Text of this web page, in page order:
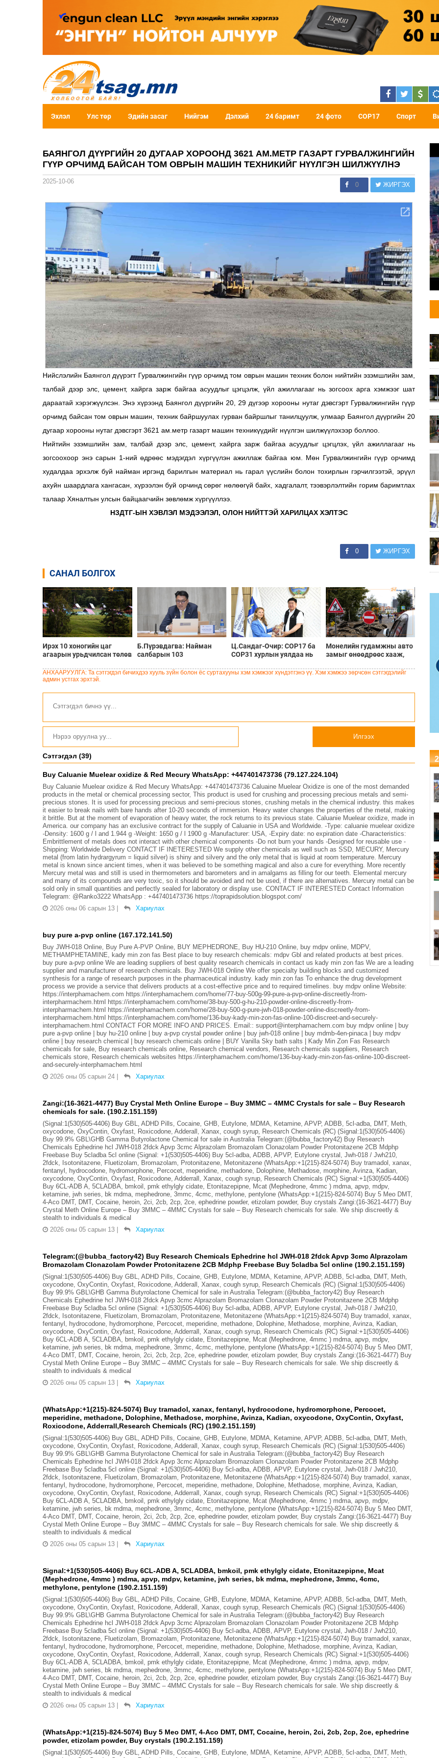
Эхлэл Улс төр Эдийн засаг Нийгэм Дэлхий 24 баримт 24 фото COP17 Спорт
БАЯНГОЛ ДҮҮРГИЙН 20 ДУГААР ХОРООНД 3621 АМ.МЕТР ГАЗАРТ ГУРВАЛЖИНГИЙН
ГҮҮР ОРЧИМД БАЙСАН ТОМ ОВРЫН МАШИН ТЕХНИКИЙГ НҮҮЛГЭН ШИЛЖҮҮЛНЭ
2025-10-06 0 ЖИРГЭХ
Нийслэлийн Баянгол дүүрэгт Гурвалжингийн гүүр орчимд том оврын машин техник болон нийтийн эзэмшлийн зам,
талбай дээр элс, цемент, хайрга зарж байгаа асуудлыг цэгцэлж, үйл ажиллагааг нь зогсоох арга хэмжээг шат
дараатай хэрэгжүүлсэн. Энэ хүрээнд Баянгол дүүргийн 20, 29 дүгээр хорооны нутаг дэвсгэрт Гурвалжингийн гүүр
орчимд байсан том оврын машин, техник байршуулах гурван байршлыг танилцуулж, улмаар Баянгол дүүргийн 20
дугаар хорооны нутаг дэвсгэрт 3621 ам.метр газарт машин техникүүдийг нүүлгэн шилжүүлэхээр боллоо.
Нийтийн эзэмшлийн зам, талбай дээр элс, цемент, хайрга зарж байгаа асуудлыг цэгцлэх, үйл ажиллагааг нь
зогсоохоор энэ сарын 1-ний өдрөөс мэдэгдэл хүргүүлэн ажиллаж байгаа юм. Мөн Гурвалжингийн гүүр орчимд
худалдаа эрхэлж буй найман иргэнд барилгын материал нь гарал үүслийн болон тохирлын гэрчилгээтэй, эрүүл
ахуйн шаардлага хангасан, хүрээлэн буй орчинд сөрөг нөлөөгүй байх, хадгалалт, тээвэрлэлтийн горим баримтлах
талаар Хяналтын улсын байцаагчийн зөвлөмж хүргүүллээ.
НЗДТГ-ЫН ХЭВЛЭЛ МЭДЭЭЛЭЛ, ОЛОН НИЙТТЭЙ ХАРИЛЦАХ ХЭЛТЭС
0 ЖИРГЭХ
САНАЛ БОЛГОХ
Ирэх 10 хоногийн цаг
агаарын урьдчилсан төлөв
Б.Пүрэвдагва: Найман
салбарын 103
цуцалснаар бизнес
Ц.Сандаг-Очир: COP17 ба
COP31 хурлын уялдаа нь
конвенцын нэгдсэн
Монелийн гудамжны авто
замыг өнөөдрөөс хааж,
АНХААРУУЛГА: Та сэтгэгдэл бичихдээ хууль зүйн болон ёс суртахууны хэм хэмжээг хүндэтгэнэ үү. Хэм хэмжээ зөрчсөн сэтгэгдэлийг
админ устгах эрхтэй.
Илгээх
Сэтгэгдэл (39)
Buy Caluanie Muelear oxidize & Red Mecury WhatsApp: +447401473736 (79.127.224.104)
Buy Caluanie Muelear oxidize & Red Mecury WhatsApp: +447401473736 Caluaine Muelear Oxidize is one of the most demanded
products in the metal or chemical processing sector, This product is used for crushing and processing precious metals and semi-
precious stones. It is used for processing precious and semi-precious stones, crushing metals in the chemical industry. this makes
it easier to break nails with bare hands after 10-20 seconds of immersion. Heavy water changes the properties of the metal, making
it brittle. But at the moment of evaporation of heavy water, the rock returns to its previous state. Caluanie Muelear oxidize, made in
America. our company has an exclusive contract for the supply of Caluanie in USA and Worldwide. -Type: caluanie muelear oxidize
-Density: 1600 g / l and 1.944 g -Weight: 1650 g / l 1900 g -Manufacturer: USA, -Expiry date: no expiration date -Characteristics:
Embrittlement of metals does not interact with other chemical components -Do not burn your hands -Designed for reusable use -
Shipping: Worldwide Delivery CONTACT IF INETERESTED We supply other chemicals as well such as SSD, MECURY, Mercury
metal (from latin hydrargyrum = liquid silver) is shiny and silvery and the only metal that is liquid at room temperature. Mercury
metal is known since ancient times, when it was believed to be something magical and also a cure for everything. More recently
Mercury metal was and still is used in thermometers and barometers and in amalgams as filling for our teeth. Elemental mercury
and many of its compounds are very toxic, so it should be avoided and not be used, if there are alternatives. Mercury metal can be
sold only in small quantities and perfectly sealed for laboratory or display use. CONTACT IF INTERESTED Contact Information
Telegram: @Ranko3222 WhatsApp : +447401473736 https://toprapidsolution.blogspot.com/
2026 оны 06 сарын 13
Хариулах
buy pure a-pvp online (167.172.141.50)
Buy JWH-018 Online, Buy Pure A-PVP Online, BUY MEPHEDRONE, Buy HU-210 Online, buy mdpv online, MDPV,
METHAMPHETAMINE, kady min zon fas Best place to buy research chemicals: mdpv Gbl and related products at best prices.
buy pure a-pvp online We are leading suppliers of best quality research chemicals in contact us kady min zon fas We are a leading
supplier and manufacturer of research chemicals. Buy JWH-018 Online We offer specialty building blocks and customized
synthesis for a range of research purposes in the pharmaceutical industry. kady min zon fas To enhance the drug development
process we provide a service that delivers products at a cost-effective price and to required timelines. buy mdpv online Website:
https://interphamachem.com https://interphamachem.com/home/77-buy-500g-99-pure-a-pvp-online-discreetly-from-
interpharmachem.html https://interphamachem.com/home/38-buy-500-g-hu-210-powder-online-discreetly-from-
interpharmachem.html https://interphamachem.com/home/28-buy-500-g-pure-jwh-018-powder-online-discreetly-from-
interpharmachem.html https://interphamachem.com/home/136-buy-kady-min-zon-fas-online-100-discreet-and-securely-
interphamachem.html CONTACT FOR MORE INFO AND PRICES. Email:: support@interphamachem.com buy mdpv online | buy
pure a-pvp online | buy hu-210 online | buy a-pvp crystal powder online | buy jwh-018 online | buy mdmb-4en-pinaca | buy mdpv
online | buy research chemical | buy research chemicals online | BUY Vanilla Sky bath salts | Kady Min Zon Fas Research
chemicals for sale, Buy research chemicals online, Research chemical vendors, Research chemicals suppliers, Research
chemicals store, Research chemicals websites https://interphamachem.com/home/136-buy-kady-min-zon-fas-online-100-discreet-
and-securely-interphamachem.html
2026 оны 05 сарын 24
Хариулах
Zangi:(16-3621-4477) Buy Crystal Meth Online Europe – Buy 3MMC – 4MMC Crystals for sale – Buy Research
chemicals for sale. (190.2.151.159)
(Signal:1(530)505-4406) Buy GBL, ADHD Pills, Cocaine, GHB, Eutylone, MDMA, Ketamine, APVP, ADBB, 5cl-adba, DMT, Meth,
oxycodone, OxyContin, Oxyfast, Roxicodone, Adderall, Xanax, cough syrup, Research Chemicals (RC) (Signal:1(530)505-4406)
Buy 99.9% GBL\GHB Gamma Butyrolactone Chemical for sale in Australia Telegram:(@bubba_factory42) Buy Research
Chemicals Ephedrine hcl JWH-018 2fdck Apvp 3cmc Alprazolam Bromazolam Clonazolam Powder Protonitazene 2CB Mdphp
Freebase Buy 5cladba 5cl online (Signal: +1(530)505-4406) Buy 5cl-adba, ADBB, APVP, Eutylone crystal, Jwh-018 / Jwh210,
2fdck, Isotonitazene, Fluetizolam, Bromazolam, Protonitazene, Metonitazene (WhatsApp:+1(215)-824-5074) Buy tramadol, xanax,
fentanyl, hydrocodone, hydromorphone, Percocet, meperidine, methadone, Dolophine, Methadose, morphine, Avinza, Kadian,
oxycodone, OxyContin, Oxyfast, Roxicodone, Adderrall, Xanax, cough syrup, Research Chemicals (RC) Signal:+1(530)505-4406)
Buy 6CL-ADB A, 5CLADBA, bmkoil, pmk ethylgly cidate, Etonitazepipne, Mcat (Mephedrone, 4mmc ) mdma, apvp, mdpv,
ketamine, jwh series, bk mdma, mephedrone, 3mmc, 4cmc, methylone, pentylone (WhatsApp:+1(215)-824-5074) Buy 5 Meo DMT,
4-Aco DMT, DMT, Cocaine, heroin, 2ci, 2cb, 2cp, 2ce, ephedrine powder, etizolam powder, Buy crystals Zangi:(16-3621-4477) Buy
Crystal Meth Online Europe – Buy 3MMC – 4MMC Crystals for sale – Buy Research chemicals for sale. We ship discreetly &
stealth to individuals & medical
2026 оны 05 сарын 13
Хариулах
Telegram:(@bubba_factory42) Buy Research Chemicals Ephedrine hcl JWH-018 2fdck Apvp 3cmc Alprazolam
Bromazolam Clonazolam Powder Protonitazene 2CB Mdphp Freebase Buy 5cladba 5cl online (190.2.151.159)
(Signal:1(530)505-4406) Buy GBL, ADHD Pills, Cocaine, GHB, Eutylone, MDMA, Ketamine, APVP, ADBB, 5cl-adba, DMT, Meth,
oxycodone, OxyContin, Oxyfast, Roxicodone, Adderall, Xanax, cough syrup, Research Chemicals (RC) (Signal:1(530)505-4406)
Buy 99.9% GBL\GHB Gamma Butyrolactone Chemical for sale in Australia Telegram:(@bubba_factory42) Buy Research
Chemicals Ephedrine hcl JWH-018 2fdck Apvp 3cmc Alprazolam Bromazolam Clonazolam Powder Protonitazene 2CB Mdphp
Freebase Buy 5cladba 5cl online (Signal: +1(530)505-4406) Buy 5cl-adba, ADBB, APVP, Eutylone crystal, Jwh-018 / Jwh210,
2fdck, Isotonitazene, Fluetizolam, Bromazolam, Protonitazene, Metonitazene (WhatsApp:+1(215)-824-5074) Buy tramadol, xanax,
fentanyl, hydrocodone, hydromorphone, Percocet, meperidine, methadone, Dolophine, Methadose, morphine, Avinza, Kadian,
oxycodone, OxyContin, Oxyfast, Roxicodone, Adderrall, Xanax, cough syrup, Research Chemicals (RC) Signal:+1(530)505-4406)
Buy 6CL-ADB A, 5CLADBA, bmkoil, pmk ethylgly cidate, Etonitazepipne, Mcat (Mephedrone, 4mmc ) mdma, apvp, mdpv,
ketamine, jwh series, bk mdma, mephedrone, 3mmc, 4cmc, methylone, pentylone (WhatsApp:+1(215)-824-5074) Buy 5 Meo DMT,
4-Aco DMT, DMT, Cocaine, heroin, 2ci, 2cb, 2cp, 2ce, ephedrine powder, etizolam powder, Buy crystals Zangi:(16-3621-4477) Buy
Crystal Meth Online Europe – Buy 3MMC – 4MMC Crystals for sale – Buy Research chemicals for sale. We ship discreetly &
stealth to individuals & medical
2026 оны 05 сарын 13
Хариулах
(WhatsApp:+1(215)-824-5074) Buy tramadol, xanax, fentanyl, hydrocodone, hydromorphone, Percocet,
meperidine, methadone, Dolophine, Methadose, morphine, Avinza, Kadian, oxycodone, OxyContin, Oxyfast,
Roxicodone, Adderrall,Research Chemicals (RC) (190.2.151.159)
(Signal:1(530)505-4406) Buy GBL, ADHD Pills, Cocaine, GHB, Eutylone, MDMA, Ketamine, APVP, ADBB, 5cl-adba, DMT, Meth,
oxycodone, OxyContin, Oxyfast, Roxicodone, Adderall, Xanax, cough syrup, Research Chemicals (RC) (Signal:1(530)505-4406)
Buy 99.9% GBL\GHB Gamma Butyrolactone Chemical for sale in Australia Telegram:(@bubba_factory42) Buy Research
Chemicals Ephedrine hcl JWH-018 2fdck Apvp 3cmc Alprazolam Bromazolam Clonazolam Powder Protonitazene 2CB Mdphp
Freebase Buy 5cladba 5cl online (Signal: +1(530)505-4406) Buy 5cl-adba, ADBB, APVP, Eutylone crystal, Jwh-018 / Jwh210,
2fdck, Isotonitazene, Fluetizolam, Bromazolam, Protonitazene, Metonitazene (WhatsApp:+1(215)-824-5074) Buy tramadol, xanax,
fentanyl, hydrocodone, hydromorphone, Percocet, meperidine, methadone, Dolophine, Methadose, morphine, Avinza, Kadian,
oxycodone, OxyContin, Oxyfast, Roxicodone, Adderrall, Xanax, cough syrup, Research Chemicals (RC) Signal:+1(530)505-4406)
Buy 6CL-ADB A, 5CLADBA, bmkoil, pmk ethylgly cidate, Etonitazepipne, Mcat (Mephedrone, 4mmc ) mdma, apvp, mdpv,
ketamine, jwh series, bk mdma, mephedrone, 3mmc, 4cmc, methylone, pentylone (WhatsApp:+1(215)-824-5074) Buy 5 Meo DMT,
4-Aco DMT, DMT, Cocaine, heroin, 2ci, 2cb, 2cp, 2ce, ephedrine powder, etizolam powder, Buy crystals Zangi:(16-3621-4477) Buy
Crystal Meth Online Europe – Buy 3MMC – 4MMC Crystals for sale – Buy Research chemicals for sale. We ship discreetly &
stealth to individuals & medical
2026 оны 05 сарын 13
Хариулах
Signal:+1(530)505-4406) Buy 6CL-ADB A, 5CLADBA, bmkoil, pmk ethylgly cidate, Etonitazepipne, Mcat
(Mephedrone, 4mmc ) mdma, apvp, mdpv, ketamine, jwh series, bk mdma, mephedrone, 3mmc, 4cmc,
methylone, pentylone (190.2.151.159)
(Signal:1(530)505-4406) Buy GBL, ADHD Pills, Cocaine, GHB, Eutylone, MDMA, Ketamine, APVP, ADBB, 5cl-adba, DMT, Meth,
oxycodone, OxyContin, Oxyfast, Roxicodone, Adderall, Xanax, cough syrup, Research Chemicals (RC) (Signal:1(530)505-4406)
Buy 99.9% GBL\GHB Gamma Butyrolactone Chemical for sale in Australia Telegram:(@bubba_factory42) Buy Research
Chemicals Ephedrine hcl JWH-018 2fdck Apvp 3cmc Alprazolam Bromazolam Clonazolam Powder Protonitazene 2CB Mdphp
Freebase Buy 5cladba 5cl online (Signal: +1(530)505-4406) Buy 5cl-adba, ADBB, APVP, Eutylone crystal, Jwh-018 / Jwh210,
2fdck, Isotonitazene, Fluetizolam, Bromazolam, Protonitazene, Metonitazene (WhatsApp:+1(215)-824-5074) Buy tramadol, xanax,
fentanyl, hydrocodone, hydromorphone, Percocet, meperidine, methadone, Dolophine, Methadose, morphine, Avinza, Kadian,
oxycodone, OxyContin, Oxyfast, Roxicodone, Adderrall, Xanax, cough syrup, Research Chemicals (RC) Signal:+1(530)505-4406)
Buy 6CL-ADB A, 5CLADBA, bmkoil, pmk ethylgly cidate, Etonitazepipne, Mcat (Mephedrone, 4mmc ) mdma, apvp, mdpv,
ketamine, jwh series, bk mdma, mephedrone, 3mmc, 4cmc, methylone, pentylone (WhatsApp:+1(215)-824-5074) Buy 5 Meo DMT,
4-Aco DMT, DMT, Cocaine, heroin, 2ci, 2cb, 2cp, 2ce, ephedrine powder, etizolam powder, Buy crystals Zangi:(16-3621-4477) Buy
Crystal Meth Online Europe – Buy 3MMC – 4MMC Crystals for sale – Buy Research chemicals for sale. We ship discreetly &
stealth to individuals & medical
2026 оны 05 сарын 13
Хариулах
(WhatsApp:+1(215)-824-5074) Buy 5 Meo DMT, 4-Aco DMT, DMT, Cocaine, heroin, 2ci, 2cb, 2cp, 2ce, ephedrine
powder, etizolam powder, Buy crystals (190.2.151.159)
(Signal:1(530)505-4406) Buy GBL, ADHD Pills, Cocaine, GHB, Eutylone, MDMA, Ketamine, APVP, ADBB, 5cl-adba, DMT, Meth,